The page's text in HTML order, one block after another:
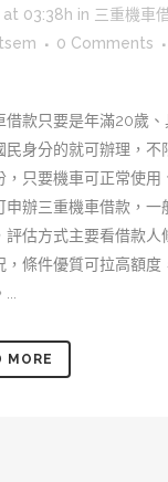
03:38h in 三重機車
0 Comments
借款只要是年滿20歲、
民身分的就可辦理，不
，只要機車可正常使用
申辦三重機車借款，一
評估方式主要看借款人
，條件優質可拉高額度
...
MORE